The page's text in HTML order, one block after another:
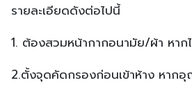
รายละเอียดดังต่อไปนี้
1. ต้องสวมหน้ากากอนามัย/ผ้า หากไ
2.ตั้งจุดคัดกรองก่อนเข้าห้าง หาก